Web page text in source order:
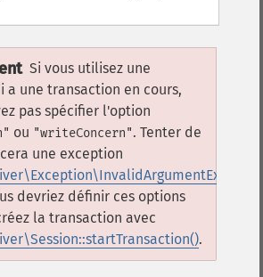
Si vous utilisez une
a une transaction en cours,
pas spécifier l'option
ou "writeConcern". Tenter de
une exception
devriez définir ces options
la transaction avec
.